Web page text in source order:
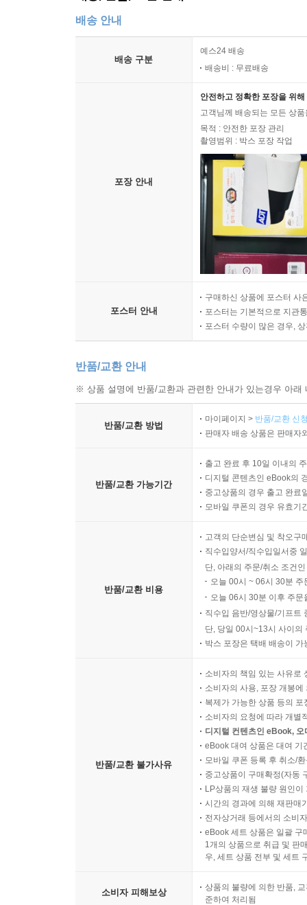
배송 안내
배송 구분
예스24 배송
배송비 : 무료배송
포장 안내
안전하고 정확한 포장을 위
고객님께 배송되는 모든 상
목적 : 안전한 포장 관리
촬영범위 : 박스 포장 작업
포스터 안내
구매하신 상품에 포스터 사
포스터는 기본적으로 지관
포스터 수량이 많은 경우,
반품/교환 안내
※ 상품 설명에 반품/교환과 관련한 안내가 있는경우 아
반품/교환 방법
마이페이지 > 반품/교환 신
판매자 배송 상품은 판매자
반품/교환 가능기간
출고 완료 후 10일 이내의
디지털 콘텐츠인 eBook의
중고상품의 경우 출고 완료
모바일 쿠폰의 경우 유효기
반품/교환 비용
고객의 단순변심 및 착오구
직수입양서/직수입일서중
단, 아래의 주문/취소 조건
오늘 00시 ~ 06시 30분
오늘 06시 30분 이후 주
직수입 음반/영상물/기프트
단, 당일 00시~13시 사이의
박스 포장은 택배 배송이
반품/교환 불가사유
소비자의 책임 있는 사유로
소비자의 사용, 포장 개봉
복제가 가능한 상품 등의
소비자의 요청에 따라 개별
디지털 컨텐츠인 eBook,
eBook 대여 상품은 대여 기
모바일 쿠폰 등록 후 취소/
중고상품이 구매확정(자동
LP상품의 재생 불량 원인
시간의 경과에 의해 재판매
전자상거래 등에서의 소비
eBook 세트 상품은 일괄 구
1개의 상품으로 취급 및 판
우, 세트 상품 전부 및 세트
소비자 피해보상
상품의 불량에 의한 반품,
준하여 처리됨